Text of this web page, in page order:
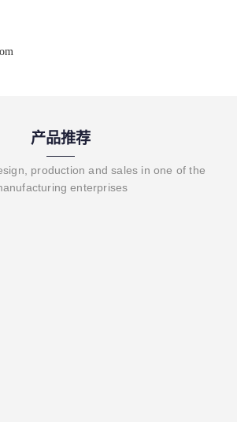
产品推荐
production and sales in one of the
enterprises